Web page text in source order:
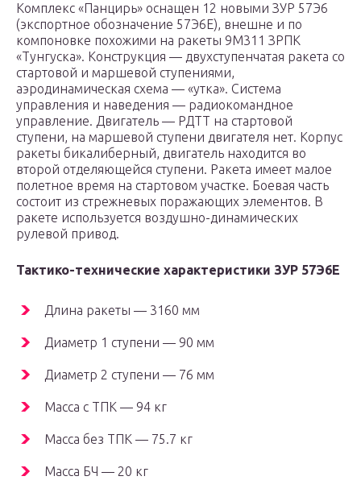
Комплекс «Панцирь» оснащен 12 новыми ЗУР 57Э6
(экспортное обозначение 57Э6Е), внешне и по
компоновке похожими на ракеты 9М311 ЗРПК
«Тунгуска». Конструкция — двухступенчатая ракета со
стартовой и маршевой ступениями,
аэродинамическая схема — «утка». Система
управления и наведения — радиокомандное
управление. Двигатель — РДТТ на стартовой
ступени, на маршевой ступени двигателя нет. Корпус
ракеты бикалиберный, двигатель находится во
второй отделяющейся ступени. Ракета имеет малое
полетное время на стартовом участке. Боевая часть
состоит из стрежневых поражающих элементов. В
ракете используется воздушно-динамических
рулевой привод.
Тактико-технические характеристики ЗУР 57Э6Е
Длина ракеты — 3160 мм
Диаметр 1 ступени — 90 мм
Диаметр 2 ступени — 76 мм
Масса с ТПК — 94 кг
Масса без ТПК — 75.7 кг
Масса БЧ — 20 кг